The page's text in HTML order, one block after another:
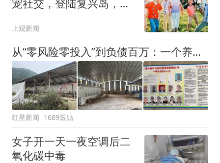
宠社交，登陆复兴岛，解
上观新闻
从“零风险零投入”到负债百万：一个养牛项目崩盘后，谁该为农户的贷款买单丨红星调查
红星新闻 1689跟贴
女子开一天一夜空调后二
氧化碳中毒